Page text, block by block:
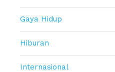
Gaya Hidup
Hiburan
Internasional